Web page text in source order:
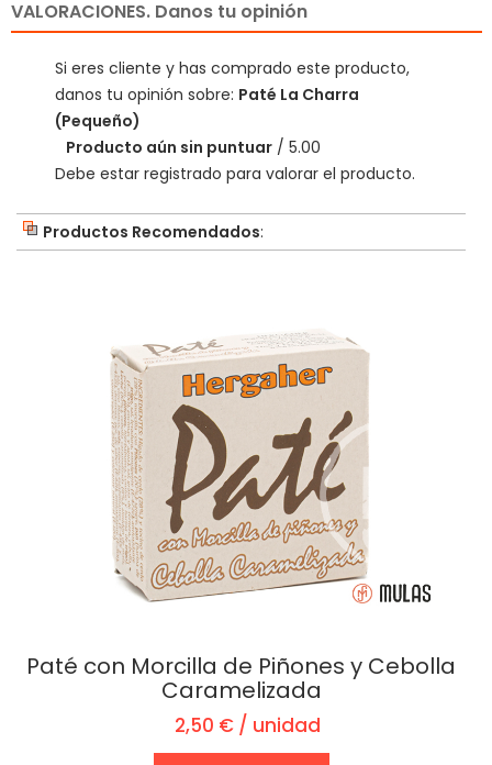
VALORACIONES. Danos tu opinión
Si eres cliente y has comprado este producto,
danos tu opinión sobre: Paté La Charra
(Pequeño)
Producto aún sin puntuar / 5.00
Debe estar registrado para valorar el producto.
Productos Recomendados:
Paté con Morcilla de Piñones y Cebolla
Caramelizada
2,50 € / unidad